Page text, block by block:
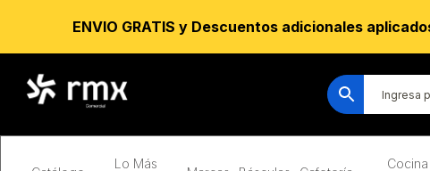
Lo Más
ENVIO GRATIS y Descuentos adicionales